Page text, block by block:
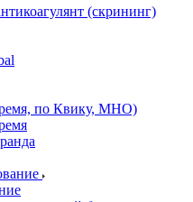
(скрининг)
по Квику, МНО)